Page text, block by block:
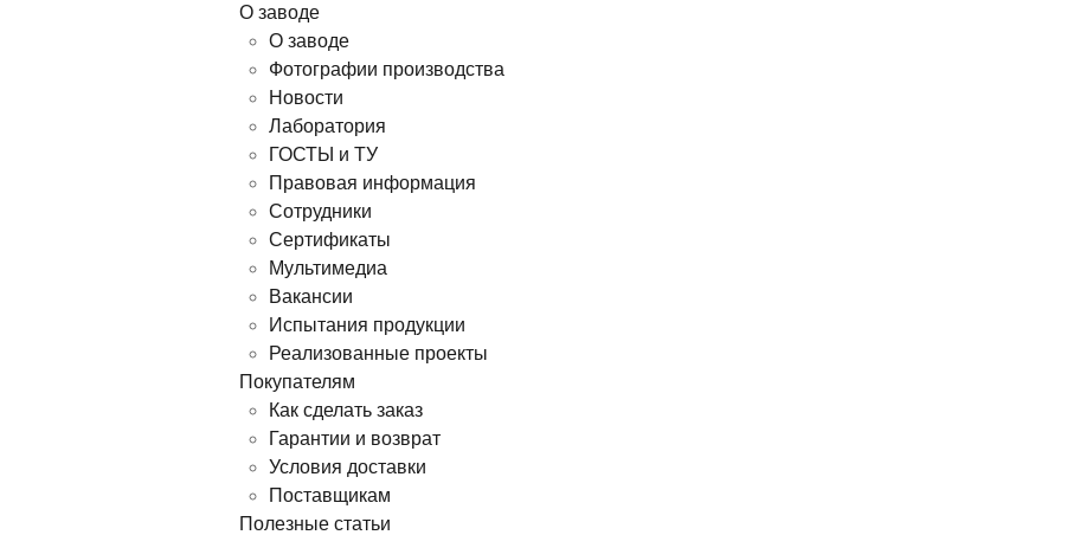
О заводе
О заводе
Фотографии производства
Новости
Лаборатория
ГОСТЫ и ТУ
Правовая информация
Сотрудники
Сертификаты
Мультимедиа
Вакансии
Испытания продукции
Реализованные проекты
Покупателям
Как сделать заказ
Гарантии и возврат
Условия доставки
Поставщикам
Полезные статьи